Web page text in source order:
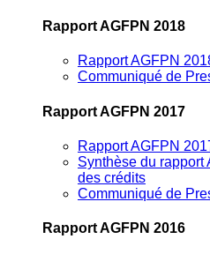
Rapport AGFPN 2018
Rapport AGFPN
Communiqué de
Rapport AGFPN 2017
Rapport AGFPN
Synthèse du rapport
des crédits
Communiqué de
Rapport AGFPN 2016